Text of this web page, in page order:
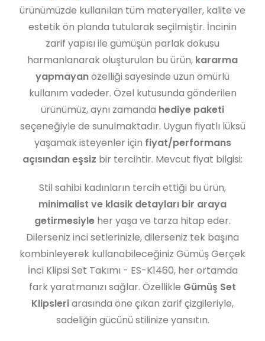
ürünümüzde kullanılan tüm materyaller, kalite ve
estetik ön planda tutularak seçilmiştir. İncinin
zarif yapısı ile gümüşün parlak dokusu
harmanlanarak oluşturulan bu ürün, kararma
yapmayanözelliği sayesinde uzun ömürlü
kullanım vadeder. Özel kutusunda gönderilen
ürünümüz, aynı zamanda hediye paketi
seçeneğiyle de sunulmaktadır. Uygun fiyatlı lüksü
yaşamak isteyenler için fiyat/performans
açısından eşsiz bir tercihtir. Mevcut fiyat bilgisi:
Stil sahibi kadınların tercih ettiği bu ürün,
minimalist ve klasik detayları bir araya
getirmesiyle her yaşa ve tarza hitap eder.
Dilerseniz inci setlerinizle, dilerseniz tek başına
kombinleyerek kullanabileceğiniz Gümüş Gerçek
İnci Klipsi Set Takımı - ES-K1460, her ortamda
fark yaratmanızı sağlar. Özellikle Gümüş Set
Klipsleriarasında öne çıkan zarif çizgileriyle,
sadeliğin gücünü stilinize yansıtın.